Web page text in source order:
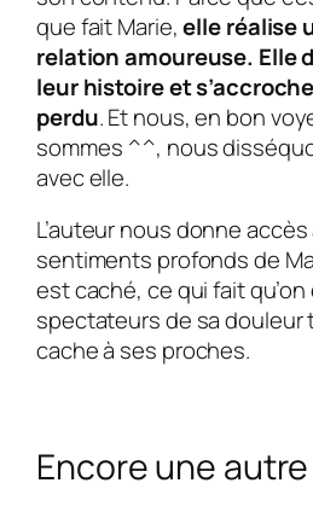
que faitMarie,elle réalise
relation amoureuse. Elle
leur histoire et
perdu. Et nous, en bon
sommes ^^, nous
avec elle.
L’auteur nous donne
sentiments profonds de
est caché, ce qui fait
spectateurs de sa douleur
cache à ses proches.
Encore une